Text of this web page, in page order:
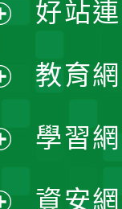
好站
教育
學習
資安